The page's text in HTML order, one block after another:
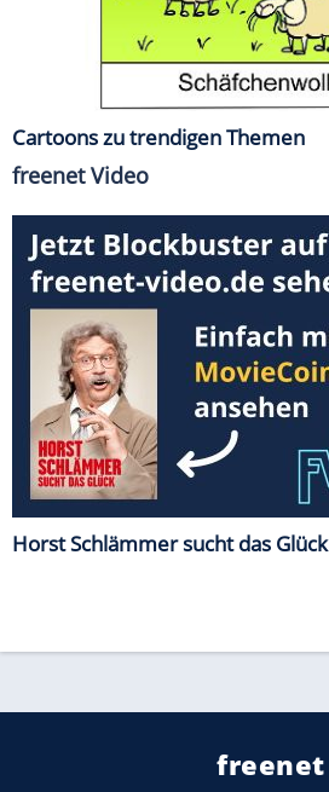
Cartoons zu trendigen Themen
freenet Video
Horst Schlämmer sucht das Glück
freenet